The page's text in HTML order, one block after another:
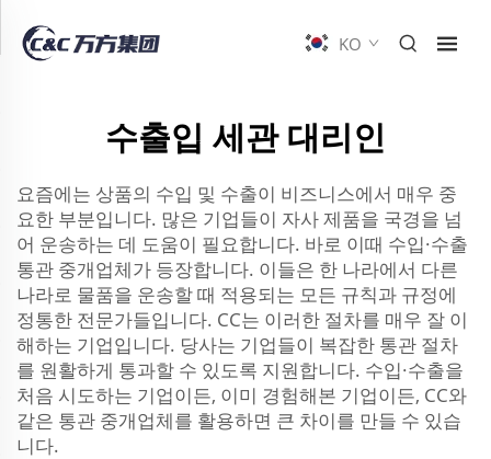
KO
수출입 세관 대리인
요즘에는 상품의 수입 및 수출이 비즈니스에서 매우 중
요한 부분입니다. 많은 기업들이 자사 제품을 국경을 넘
어 운송하는 데 도움이 필요합니다. 바로 이때 수입·수출
통관 중개업체가 등장합니다. 이들은 한 나라에서 다른
나라로 물품을 운송할 때 적용되는 모든 규칙과 규정에
정통한 전문가들입니다. CC는 이러한 절차를 매우 잘 이
해하는 기업입니다. 당사는 기업들이 복잡한 통관 절차
를 원활하게 통과할 수 있도록 지원합니다. 수입·수출을
처음 시도하는 기업이든, 이미 경험해본 기업이든, CC와
같은 통관 중개업체를 활용하면 큰 차이를 만들 수 있습
니다.